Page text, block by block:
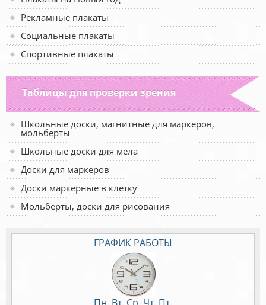
Рекламные плакаты
Социальные плакаты
Спортивные плакаты
Таблицы для проверки зрения
Школьные доски, магнитные для маркеров,
мольберты
Школьные доски для мела
Доски для маркеров
Доски маркерные в клетку
Мольберты, доски для рисования
ГРАФИК РАБОТЫ